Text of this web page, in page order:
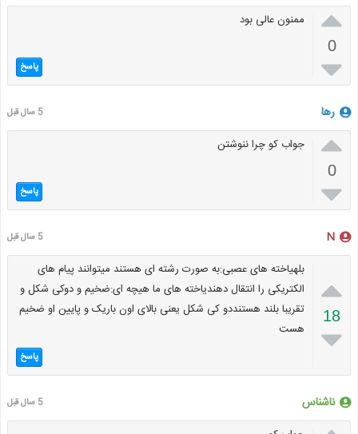

0

ممنون عالی بود
پاسخ
رها 5 سال قبل

0

جواب کو چرا ننوشتن
پاسخ
N 5 سال قبل

18

بلهیاخته های عصبی:به صورت رشته ای هستند میتوانند پیام های
الکتریکی را انتقال دهندیاخته های ما هیچه ای:ضخیم و دوکی شکل و
تقریبا بلند هستنددو کی شکل یعنی بالای اون باریک و پایین او ضخیم
هست
پاسخ
ناشناس 5 سال قبل